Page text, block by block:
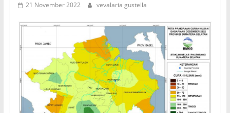
21 November 2022 vevalaria gustella